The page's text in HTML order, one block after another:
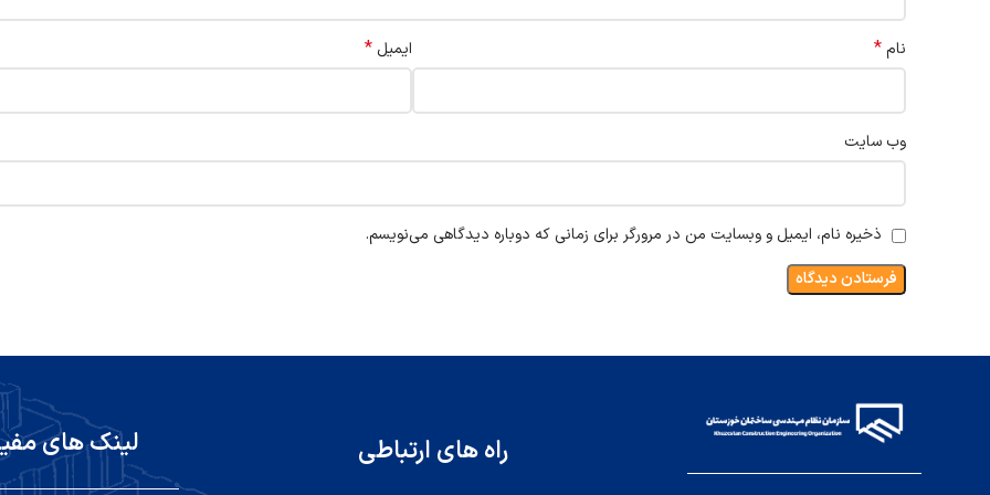
نام* ایمیل *
وب‌ سایت
ذخیره نام، ایمیل و وبسایت من در مرورگر برای زمانی که دوباره دیدگاهی می‌نویسم.
راه های ارتباطی لینک های